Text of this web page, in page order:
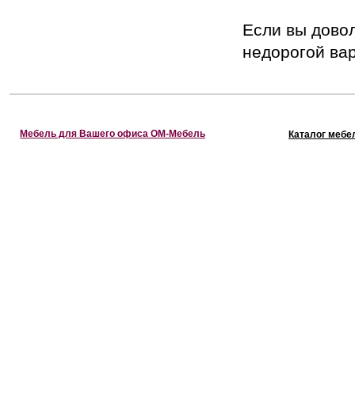
Если вы
недорогой
Мебель для Вашего офиса ОМ-Мебель Каталог